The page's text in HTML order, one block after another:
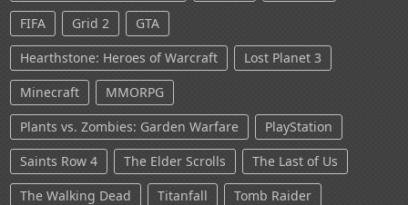
FIFA
Grid 2
GTA
Hearthstone: Heroes of Warcraft
Lost Planet 3
Minecraft
MMORPG
Plants vs. Zombies: Garden Warfare
PlayStation
Saints Row 4
The Elder Scrolls
The Last of Us
The Walking Dead
Titanfall
Tomb Raider